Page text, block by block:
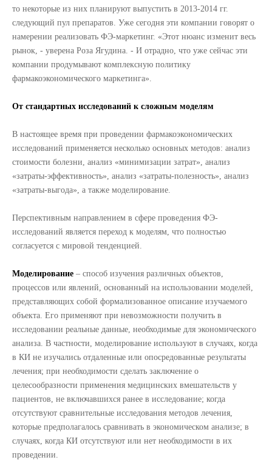
то некоторые из них планируют выпустить в 2013-2014 гг.
следующий пул препаратов. Уже сегодня эти компании говорят о
намерении реализовать ФЭ-маркетинг. «Этот нюанс изменит весь
рынок, - уверена Роза Ягудина. - И отрадно, что уже сейчас эти
компании продумывают комплексную политику
фармакоэкономического маркетинга».
От стандартных исследований к сложным моделям
В настоящее время при проведении фармакоэкономических
исследований применяется несколько основных методов: анализ
стоимости болезни, анализ «минимизации затрат», анализ
«затраты-эффективность», анализ «затраты-полезность», анализ
«затраты-выгода», а также моделирование.
Перспективным направлением в сфере проведения ФЭ-
исследований является переход к моделям, что полностью
согласуется с мировой тенденцией.
Моделирование – способ изучения различных объектов,
процессов или явлений, основанный на использовании моделей,
представляющих собой формализованное описание изучаемого
объекта. Его применяют при невозможности получить в
исследовании реальные данные, необходимые для экономического
анализа. В частности, моделирование используют в случаях, когда
в КИ не изучались отдаленные или опосредованные результаты
лечения; при необходимости сделать заключение о
целесообразности применения медицинских вмешательств у
пациентов, не включавшихся ранее в исследование; когда
отсутствуют сравнительные исследования методов лечения,
которые предполагалось сравнивать в экономическом анализе; в
случаях, когда КИ отсутствуют или нет необходимости в их
проведении.